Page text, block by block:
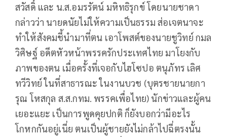
สวัสดิ์ และ น.ส.อมรรัตน์ มหิทธิรุกข์ โดยนายชาดา
กล่าวว่า นายดนัยไม่ให้ความเป็นธรรม ส่อเจตนาจะ
ทำให้สังคมชี้นำมาที่ตน เอาโพสต์ของนายชูวิทย์ กมล
วิศิษฐ์ อดีตหัวหน้าพรรครักประเทศไทย มาโยงกับ
ภาพของตน เมื่อครั้งที่เจอกับไฮโซปอ ตนุภัทร เลิศ
ทวีวิทย์ ในที่สาธารณะ ในงานบวช (บุตรชายนายกา
รุณ โหสกุล ส.ส.กทม. พรรคเพื่อไทย) นักข่าวและผู้คน
เยอะแยะ เป็นการพูดคุยปกติ ก็ยังบอกว่ามีอะไร
โกหกกันอยู่เนี่ย ตนเป็นผู้ชายยังไม่กล้าไปฉี่ตรงนั้น